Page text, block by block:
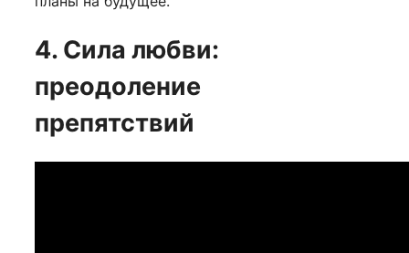
4. Сила любви:
преодоление
препятствий